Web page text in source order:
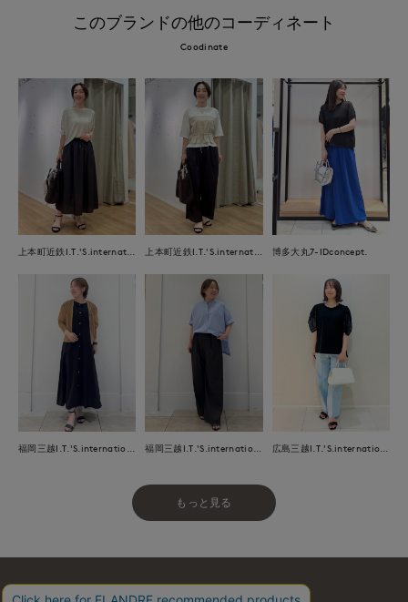
このブランドの他のコーディネート
Coodinate
博多大丸7-IDconcept.
もっと見る